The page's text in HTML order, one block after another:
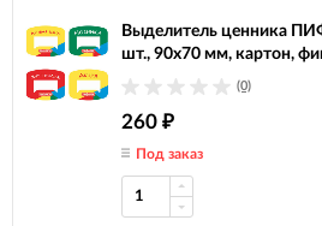
Выделитель ценника
шт., 90х70 мм, картон,
(0)
260 ₽
Под заказ